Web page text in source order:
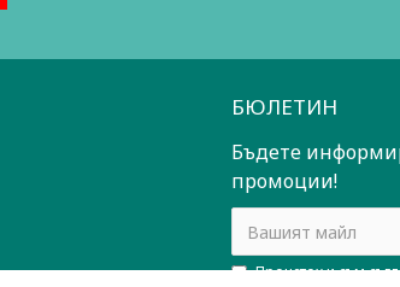
БЮЛЕТИН
Бъдете
промоции!
Прочетох и съм